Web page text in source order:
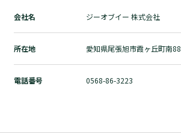
トップページ
加盟店検索
自然素材の家づくりとは？
会社名 ジーオブイー 株式会社
所在地 愛知県尾張旭市霞ヶ丘町南88
電話番号 0568-86-3223